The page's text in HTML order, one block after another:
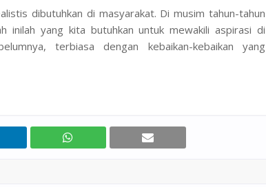
dibutuhkan di masyarakat. Di musim tahun-tahun
yang kita butuhkan untuk mewakili aspirasi di
terbiasa dengan kebaikan-kebaikan yang